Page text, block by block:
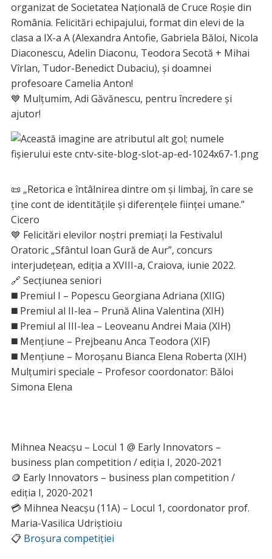
organizat de Societatea Națională de Cruce Roșie din
România. Felicitări echipajului, format din elevi de la
clasa a IX-a A (Alexandra Antofie, Gabriela Băloi, Nicola
Diaconescu, Adelin Diaconu, Teodora Secotă + Mihai
Vîrlan, Tudor-Benedict Dubaciu), și doamnei
profesoare Camelia Anton!
💙 Mulțumim, Adi Găvănescu, pentru încredere și
ajutor!
📜 „Retorica e întâlnirea dintre om și limbaj, în care se
ține cont de identitățile și diferențele ființei umane.”
Cicero
💙 Felicitări elevilor noștri premiați la Festivalul
Oratoric „Sfântul Ioan Gură de Aur”, concurs
interjudețean, ediția a XVIII-a, Craiova, iunie 2022.
🔗 Secțiunea seniori
◼️ Premiul I – Popescu Georgiana Adriana (XIIG)
◼️ Premiul al II-lea – Prună Alina Valentina (XIH)
◼️ Premiul al III-lea – Leoveanu Andrei Maia (XIH)
◼️ Mențiune – Prejbeanu Anca Teodora (XIF)
◼️ Mențiune – Moroșanu Bianca Elena Roberta (XIH)
Mulțumiri speciale – Profesor coordonator: Băloi
Simona Elena
Mihnea Neacșu – Locul 1 @ Early Innovators –
business plan competition / ediția I, 2020-2021
🪙 Early Innovators – business plan competition /
ediția I, 2020-2021
💳 Mihnea Neacșu (11A) – Locul 1, coordonator prof.
Maria-Vasilica Udriștioiu
📋 Broșura competiției